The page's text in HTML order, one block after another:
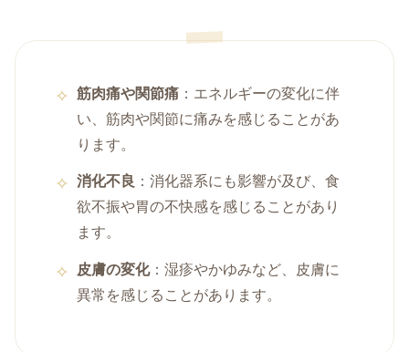
筋肉痛や関節痛 ：エネルギーの変化に伴
い、筋肉や関節に痛みを感じることがあ
ります。
消化不良 ：消化器系にも影響が及び、食
欲不振や胃の不快感を感じることがあり
ます。
皮膚の変化：湿疹やかゆみなど、皮膚に
異常を感じることがあります。